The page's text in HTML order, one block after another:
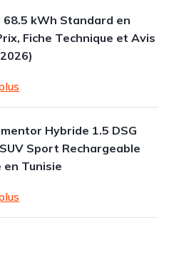
68.5 kWh Standard en
Fiche Technique et Avis
Hybride 1.5 DSG
Sport Rechargeable
en Tunisie